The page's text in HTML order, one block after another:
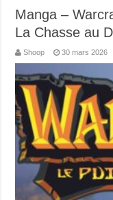
Manga –
La Chasse au
Shoop 30 mars 2026